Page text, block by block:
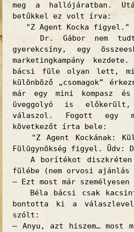
meg a hallójáratban.
betűkkel ez volt írva:
"Z Agent Kocka figyel."
Dr. Gábor nem
gyerekcsíny, egy
marketingkampány
bácsi füle olyan lett,
különböző „csomagok”
már egy mini kompasz
üveggolyó is
válaszol.
Fogott egy
következőt írta bele:
"Z Agent Kockának:
Fülügynökség figyel. Üdv:
A borítékot diszkréten
fülébe (nem orvosi
– Ezt most már
Béla bácsi csak
bontotta ki a
szólt:
– Anyu, azt hiszem…